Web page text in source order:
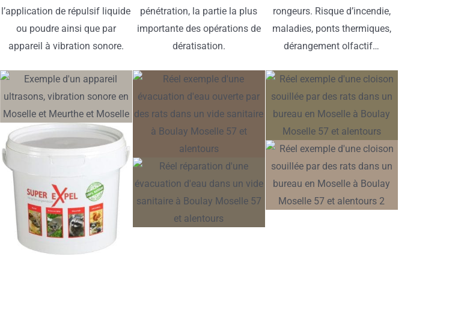
l’application de répulsif liquide
ou poudre ainsi que par
appareil à vibration sonore.
pénétration, la partie la plus
importante des opérations de
dératisation.
rongeurs. Risque d’incendie,
maladies, ponts thermiques,
dérangement olfactif…